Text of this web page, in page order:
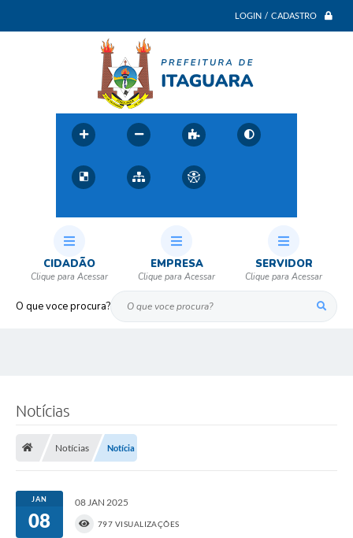
LOGIN / CADASTRO
O que voce procura?
CIDADÃO EMPRESA SERVIDOR
Notícias
Notícias Notícia
JAN
08
08 JAN 2025
797 VISUALIZAÇÕES